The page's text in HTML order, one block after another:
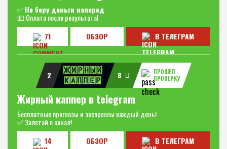
✅Не беру деньги наперед
💵 Оплата после результата!
71
ОБЗОР В ТЕЛЕГРАМ
2 8
ПРОШЕЛ
ПРОВЕРКУ
Жирный каппер в telegram
Бесплатные прогнозы и экспрессы каждый день!
✅ Залетай в канал!
14
ОБЗОР В ТЕЛЕГРАМ